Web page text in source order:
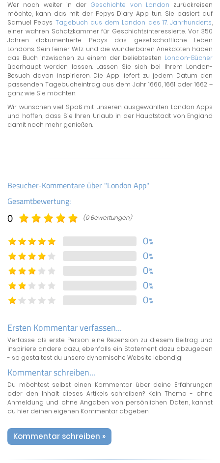
Wer noch weiter in der Geschichte von London zurückreisen
möchte, kann das mit der Pepys Diary App tun. Sie basiert auf
Samuel Pepys Tagebuch aus dem London des 17. Jahrhunderts,
einer wahren Schatzkammer für Geschichtsinteressierte. Vor 350
Jahren dokumentierte Pepys das gesellschaftliche Leben
Londons. Sein feiner Witz und die wunderbaren Anekdoten haben
das Buch inzwischen zu einem der beliebtesten London-Bücher
überhaupt werden lassen. Lassen Sie sich bei Ihrem London-
Besuch davon inspirieren. Die App liefert zu jedem Datum den
passenden Tagebucheintrag aus dem Jahr 1660, 1661 oder 1662 –
ganz wie Sie möchten.
Wir wünschen viel Spaß mit unseren ausgewählten London Apps
und hoffen, dass Sie Ihren Urlaub in der Hauptstadt von England
damit noch mehr genießen.
Besucher-Kommentare über "London App"
Gesamtbewertung:
0 (0 Bewertungen)
0%
0%
0%
0%
0%
Ersten Kommentar verfassen...
Verfasse als erste Person eine Rezension zu diesem Beitrag und
inspiriere andere dazu, ebenfalls ein Statement dazu abzugeben
- so gestaltest du unsere dynamische Website lebendig!
Kommentar schreiben...
Du möchtest selbst einen Kommentar über deine Erfahrungen
oder den Inhalt dieses Artikels schreiben? Kein Thema - ohne
Anmeldung und ohne Angaben von persönlichen Daten, kannst
du hier deinen eigenen Kommentar abgeben:
Kommentar schreiben »